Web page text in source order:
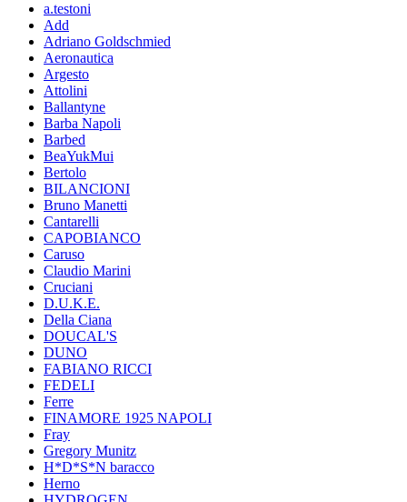
a.testoni
Add
Adriano Goldschmied
Aeronautica
Argesto
Attolini
Ballantyne
Barba Napoli
Barbed
BeaYukMui
Bertolo
BILANCIONI
Bruno Manetti
Cantarelli
CAPOBIANCO
Caruso
Claudio Marini
Cruciani
D.U.K.E.
Della Ciana
DOUCAL'S
DUNO
FABIANO RICCI
FEDELI
Ferre
FINAMORE 1925 NAPOLI
Fray
Gregory Munitz
H*D*S*N baracco
Herno